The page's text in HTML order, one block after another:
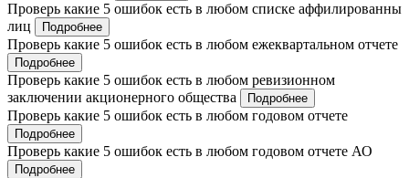
Проверь какие 5 ошибок есть в любом списке аффилированны
лиц
Подробнее
Проверь какие 5 ошибок есть в любом ежеквартальном отчете
Подробнее
Проверь какие 5 ошибок есть в любом ревизионном
заключении акционерного общества
Подробнее
Проверь какие 5 ошибок есть в любом годовом отчете
Подробнее
Проверь какие 5 ошибок есть в любом годовом отчете АО
Подробнее